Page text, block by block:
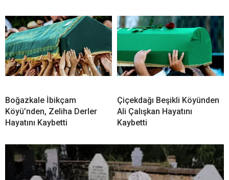
Boğazkale İbikçam
Köyü’nden, Zeliha Derler
Hayatını Kaybetti
Çiçekdağı Beşikli Köyünden
Ali Çalışkan Hayatını
Kaybetti